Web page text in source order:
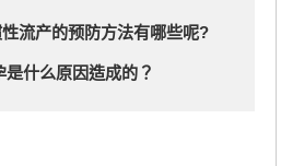
流产的预防方法有哪些呢?
是什么原因造成的？